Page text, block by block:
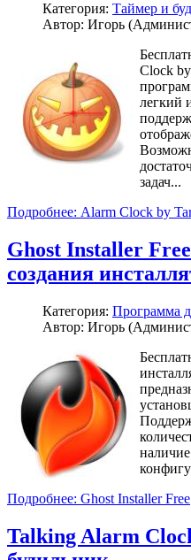
Категория: Таймер и
Автор: Игорь
Clock
легкий
задач...
Подробнее: Alarm Clock by
Ghost Installer
создания
Категория: Программа
Автор: Игорь
Подробнее: Ghost Installer Free
Talking Alarm